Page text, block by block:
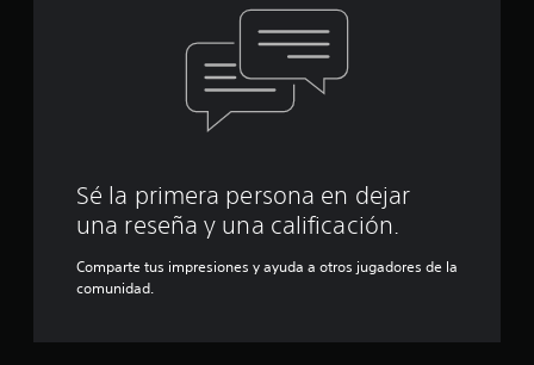
Sé la primera persona en dejar
una reseña y una calificación.
Comparte tus impresiones y ayuda a otros jugadores de la
comunidad.